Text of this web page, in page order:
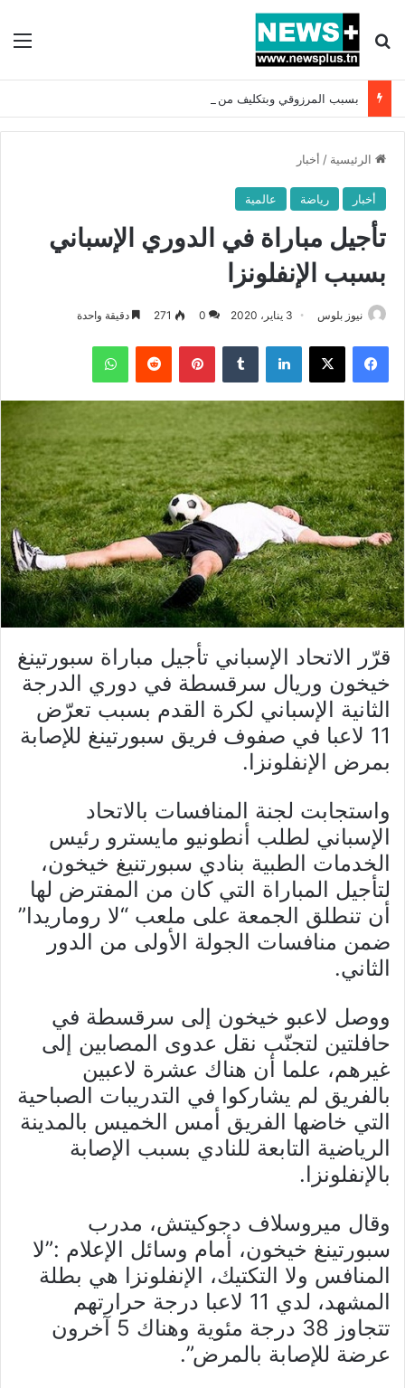
بحث عن
الرئيسية / أخبار
أخبار رياضة عالمية
تأجيل مباراة في الدوري الإسباني
بسبب الإنفلونزا
نيوز بلوس 3 يناير، 2020 0
271 دقيقة واحدة
فيسبوك X لينكدإن بينتيريست واتساب
قرّر الاتحاد الإسباني تأجيل مباراة سبورتينغ
خيخون وريال سرقسطة في دوري الدرجة
الثانية الإسباني لكرة القدم بسبب تعرّض
11 لاعبا في صفوف فريق سبورتينغ للإصابة
بمرض الإنفلونزا.
واستجابت لجنة المنافسات بالاتحاد
الإسباني لطلب أنطونيو مايسترو رئيس
الخدمات الطبية بنادي سبورتنيغ خيخون،
لتأجيل المباراة التي كان من المفترض لها
أن تنطلق الجمعة على ملعب “لا روماريدا”
ضمن منافسات الجولة الأولى من الدور
الثاني.
ووصل لاعبو خيخون إلى سرقسطة في
حافلتين لتجنّب نقل عدوى المصابين إلى
غيرهم، علما أن هناك عشرة لاعبين
بالفريق لم يشاركوا في التدريبات الصباحية
التي خاضها الفريق أمس الخميس بالمدينة
الرياضية التابعة للنادي بسبب الإصابة
بالإنفلونزا.
وقال ميروسلاف دجوكيتش، مدرب
سبورتينغ خيخون، أمام وسائل الإعلام :”لا
المنافس ولا التكتيك، الإنفلونزا هي بطلة
المشهد، لدي 11 لاعبا درجة حرارتهم
تتجاوز 38 درجة مئوية وهناك 5 آخرون
عرضة للإصابة بالمرض”.